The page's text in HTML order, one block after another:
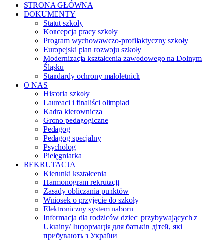
STRONA GŁÓWNA
DOKUMENTY
Statut szkoły
Koncepcja pracy szkoły
Program wychowawczo-profilaktyczny szkoły
Europejski plan rozwoju szkoły
Modernizacja kształcenia zawodowego na Dolnym
Śląsku
Standardy ochrony małoletnich
O NAS
Historia szkoły
Laureaci i finaliści olimpiad
Kadra kierownicza
Grono pedagogiczne
Pedagog
Pedagog specjalny
Psycholog
Pielęgniarka
REKRUTACJA
Kierunki kształcenia
Harmonogram rekrutacji
Zasady obliczania punktów
Wniosek o przyjęcie do szkoły
Elektroniczny system naboru
Informacja dla rodziców dzieci przybywających z
Ukrainy/ Інформація для батьків дітей, які
прибувають з України